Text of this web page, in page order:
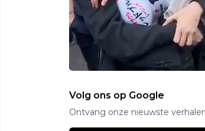
Volg ons op Google
Ontvang onze nieuwste